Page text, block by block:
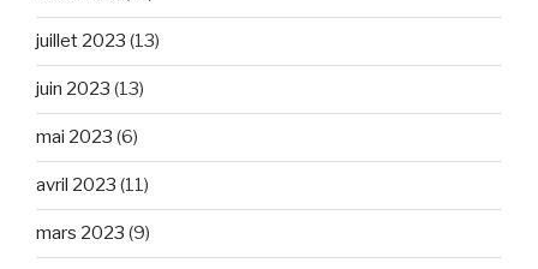
juillet 2023 (13)
juin 2023 (13)
mai 2023 (6)
avril 2023 (11)
mars 2023 (9)